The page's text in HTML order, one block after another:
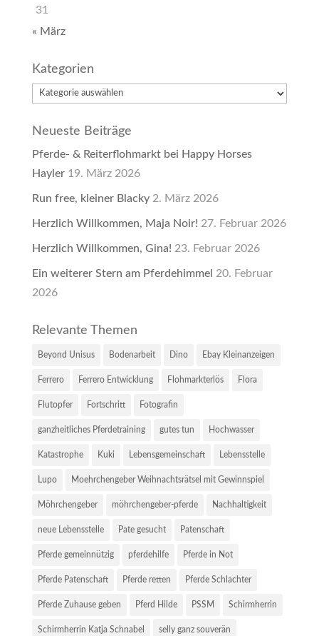
31
« März
Kategorien
Kategorien
Neueste Beiträge
Pferde- & Reiterflohmarkt bei Happy Horses
Hayler 19. März 2026
Run free, kleiner Blacky 2. März 2026
Herzlich Willkommen, Maja Noir! 27. Februar 2026
Herzlich Willkommen, Gina! 23. Februar 2026
Ein weiterer Stern am Pferdehimmel 20. Februar
2026
Relevante Themen
Beyond Unisus Bodenarbeit Dino Ebay Kleinanzeigen
Ferrero Ferrero Entwicklung Flohmarkterlös Flora
Flutopfer Fortschritt Fotografin
ganzheitliches Pferdetraining gutes tun Hochwasser
Katastrophe Kuki Lebensgemeinschaft Lebensstelle
Lupo Moehrchengeber Weihnachtsrätsel mit Gewinnspiel
Möhrchengeber möhrchengeber-pferde Nachhaltigkeit
neue Lebensstelle Pate gesucht Patenschaft
Pferde gemeinnützig pferdehilfe Pferde in Not
Pferde Patenschaft Pferde retten Pferde Schlachter
Pferde Zuhause geben Pferd Hilde PSSM Schirmherrin
Schirmherrin Katja Schnabel selly ganz souverän